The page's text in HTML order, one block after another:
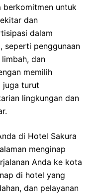
berkomitmen untuk
dan
dalam
seperti penggunaan
dan
memilih
juga turut
lingkungan dan
di Hotel Sakura
menginap
Anda ke kota
di hotel yang
dan pelayanan